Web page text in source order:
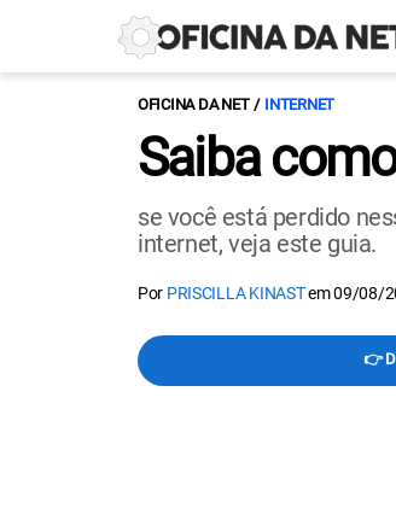
OFICINA DA NET INTERNET
Saiba
se você está perdido
internet, veja este guia.
Por PRISCILLA KINASTem09/08/
👉